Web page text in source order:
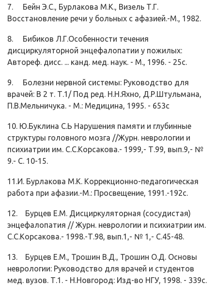
7. Бейн Э.С., Бурлакова М.К., Визель Т.Г.
Восстановление речи у больных с афазией.-М., 1982.
8. Бибиков Л.Г.Особенности течения
дисциркуляторной энцефалопатии у пожилых:
Автореф. дисс. ... канд. мед. наук. - М., 1996. - 25с.
9. Болезни нервной системы: Руководство для
врачей: В 2 т. Т.1/ Под ред. Н.Н.Яхно, Д.Р.Штульмана,
П.В.Мельничука. - М.: Медицина, 1995. - 653с
10. Ю.Буклина С.Ь Нарушения памяти и глубинные
структуры головного мозга //Журн. неврологии и
психиатрии им. С.С.Корсакова.- 1999,- Т.99, вып.9,- №
9.- С. 10-15.
11.И. Бурлакова М.К. Коррекционно-педагогическая
работа при афазии.-М.: Просвещение, 1991.-192с.
12. Бурцев Е.М. Дисциркуляторная (сосудистая)
энцефалопатия // Журн. неврологии и психиатрии им.
С.С.Корсакова.- 1998.-Т.98, вып.1,- № 1,- С.45-48.
13. Бурцев Е.М., Трошин В.Д., Трошин О.Д. Основы
неврологии: Руководство для врачей и студентов
мед. вузов. Т.1. - Н.Новгород: Изд-во НГУ, 1998. - 339с.